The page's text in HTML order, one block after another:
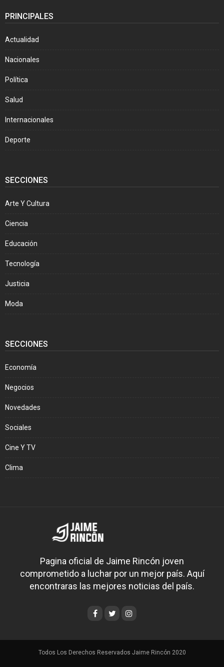
PRINCIPALES
Actualidad
Nacionales
Política
Salud
Internacionales
Deporte
SECCIONES
Arte Y Cultura
Ciencia
Educación
Tecnología
Justicia
Moda
SECCIONES
Economía
Negocios
Novedades
Sociales
Cine Y TV
Clima
Pagina oficial de Jaime Rincón joven
comprometido a luchar por un mejor país. Aquí
encontraras las mejores noticias del país.
Todos Los Derechos Reservados Jaime Rincón 2020